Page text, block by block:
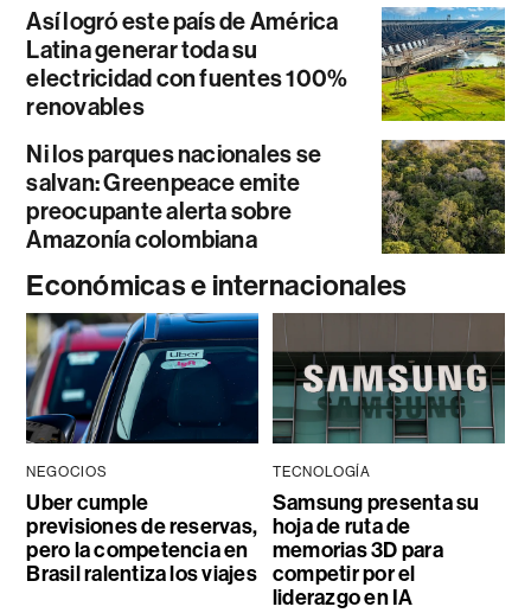
Así logró este país de América
Latina generar toda su
electricidad con fuentes 100%
renovables
Ni los parques nacionales se
salvan: Greenpeace emite
preocupante alerta sobre
Amazonía colombiana
Económicas e internacionales
NEGOCIOS
Uber cumple
previsiones de reservas,
pero la competencia en
Brasil ralentiza los viajes
TECNOLOGÍA
Samsung presenta su
hoja de ruta de
memorias 3D para
competir por el
liderazgo en IA